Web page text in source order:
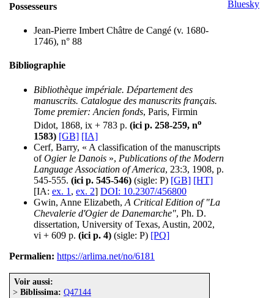
Possesseurs
Jean-Pierre Imbert Châtre de Cangé (v. 1680-
1746), n° 88
Bibliographie
Bibliothèque impériale. Département des
manuscrits. Catalogue des manuscrits français.
Tome premier: Ancien fonds, Paris, Firmin
Didot, 1868, ix + 783 p. (ici p. 258-259, no
1583) [GB] [IA]
Cerf, Barry, « A classification of the manuscripts
ofOgier le Danois », Publications of the Modern
Language Association of America, 23:3, 1908, p.
545-555. (ici p. 545-546) (sigle: P) [GB] [HT]
[IA: ex. 1 , ex. 2] DOI: 10.2307/456800
Gwin, Anne Elizabeth, A Critical Edition of "La
Chevalerie d'Ogier de Danemarche", Ph. D.
dissertation, University of Texas, Austin, 2002,
vi + 609 p. (ici p. 4) (sigle: P) [PQ]
Permalien: https://arlima.net/no/6181
Voir aussi:
> Biblissima: Q47144